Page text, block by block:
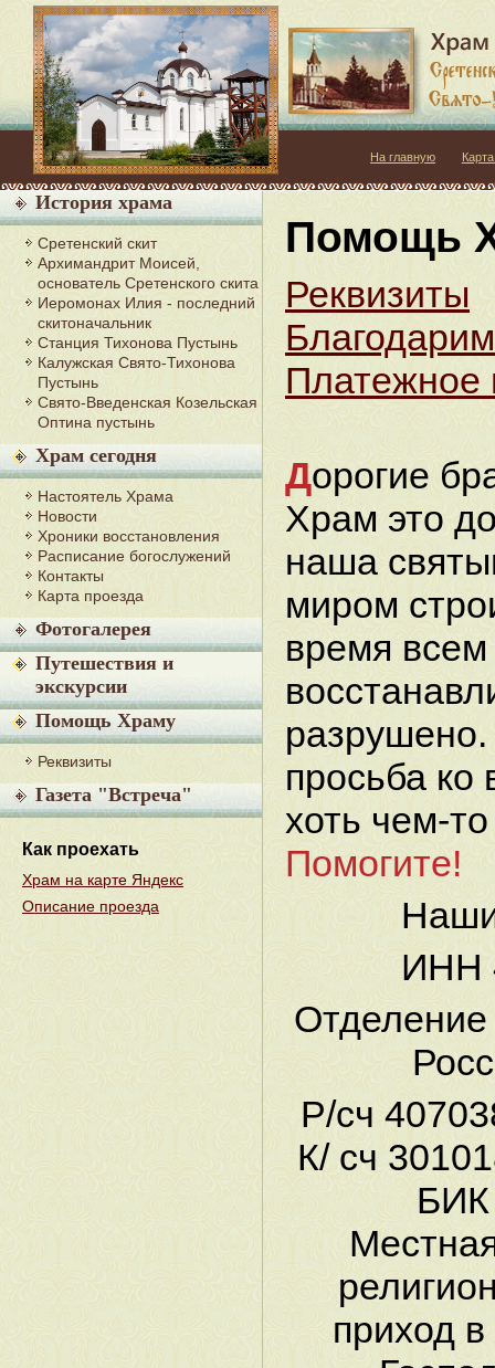
На главную
История храма
Сретенский скит
Архимандрит Моисей,
основатель Сретенского скита
Иеромонах Илия - последний
скитоначальник
Станция Тихонова Пустынь
Калужская Свято-Тихонова
Пустынь
Свято-Введенская Козельская
Оптина пустынь
Храм сегодня
Настоятель Храма
Новости
Хроники восстановления
Расписание богослужений
Контакты
Карта проезда
Фотогалерея
Путешествия и
экскурсии
Помощь Храму
Реквизиты
Газета "Встреча"
Как проехать
Храм на карте Яндекс
Описание проезда
Помощь
Реквизиты
Благодарим
Платежное
Дорогие
Храм это
наша
миром
время
просьба ко
хоть чем-
Помогите!
ИНН
Р/сч
К/ сч
БИК
приход